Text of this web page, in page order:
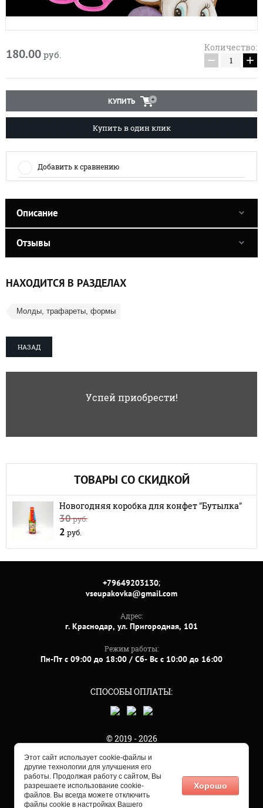
180.00 руб.
Количество:
− +
КУПИТЬ
Купить в один клик
Добавить к сравнению
Описание
Отзывы
НАХОДИТСЯ В РАЗДЕЛАХ
Молды, трафареты, формы
НАЗАД
Успей приобрести!
ТОВАРЫ СО СКИДКОЙ
Новогодняя коробка для конфет "Бутылка"
30руб.
2 руб.
+79649203130;
vseupakovka@gmail.com
Адрес:
г. Краснодар, ул. Пригородная, 101
Режим работы:
Пн-Пт с 09:00 до 18:00 / Сб- Вс с 10:00 до 16:00
СПОСОБЫ ОПЛАТЫ:
© 2019 - 2026
Этот сайт использует cookie-файлы и
другие технологии для улучшения его
работы. Продолжая работу с сайтом, Вы
разрешаете использование cookie-
файлов. Вы всегда можете отключить
файлы cookie в настройках Вашего
Хорошо